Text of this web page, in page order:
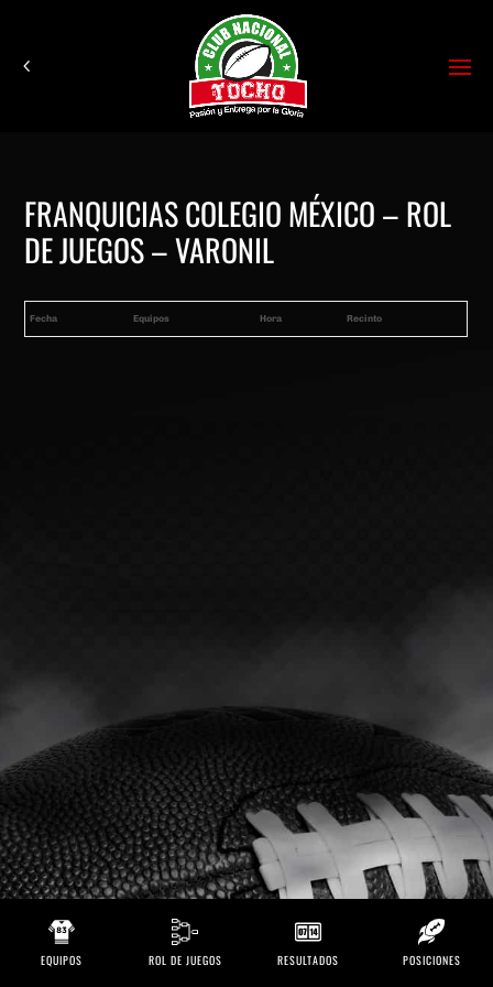
FRANQUICIAS COLEGIO MÉXICO – ROL
DE JUEGOS – VARONIL
Fecha Equipos Hora Recinto
EQUIPOS ROL DE JUEGOS RESULTADOS POSICIONES